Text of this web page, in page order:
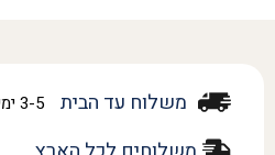
משלוח עד הבית 3-5 ימי עסקים - ₪39